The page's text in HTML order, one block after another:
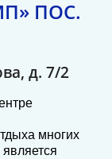
ПОС.
д. 7/2
многих